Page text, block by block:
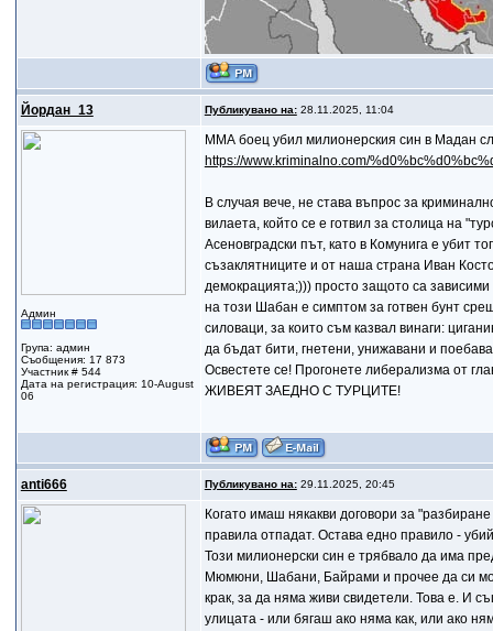
Йордан_13 Публикувано на:28.11.2025, 11:04
Админ
Група: админ
Съобщения: 17 873
Участник # 544
Дата на регистрация: 10-August
06
ММА боец убил милионерския син в Мадан
https://www.kriminalno.com/
В случая вече, не става въпрос за
вилаета, който се е готвил за столица на
Асеновградски път, като в Комунига е убит
съзаклятниците и от наша страна Иван
демокрацията;))) просто защото са
на този Шабан е симптом за готвен бунт
силоваци, за които съм казвал винаги:
да бъдат бити, гнетени, унижавани и
Освестете се! Прогонете либерализма от
ЖИВЕЯТ ЗАЕДНО С ТУРЦИТЕ!
anti666 Публикувано на:29.11.2025, 20:45
Когато имаш някакви договори за
правила отпадат. Остава едно правило -
Този милионерски син е трябвало да има
Мюмюни, Шабани, Байрами и прочее да си
крак, за да няма живи свидетели. Това е. И
улицата - или бягаш ако няма как, или ако